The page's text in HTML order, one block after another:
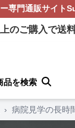
専門通販サイト
のご購入で送
品を検索
› 病院見学の長時